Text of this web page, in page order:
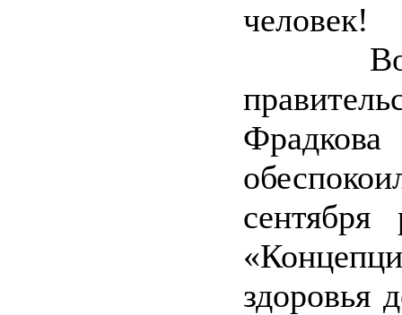
человек!
Вот и
Фрадкова
сентября
здоровья